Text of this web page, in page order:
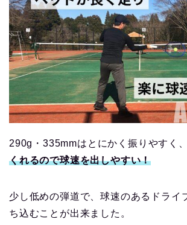
290g・335mmはとにかく振りやすく、
くれるので球速を出しやすい！
少し低めの弾道で、球速のあるドライ
ち込むことが出来ました。